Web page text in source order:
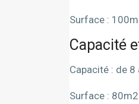
Surface :
Capacité
Capacité : de
Surface : 80m2